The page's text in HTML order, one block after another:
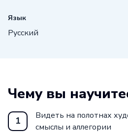
Язык
Русский
Чему вы
1
Видеть на полотнах
смыслы и аллегории